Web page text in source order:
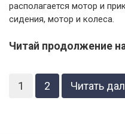
располагается мотор и
сидения, мотор и колеса.
Читай продолжение
1 2 Читать